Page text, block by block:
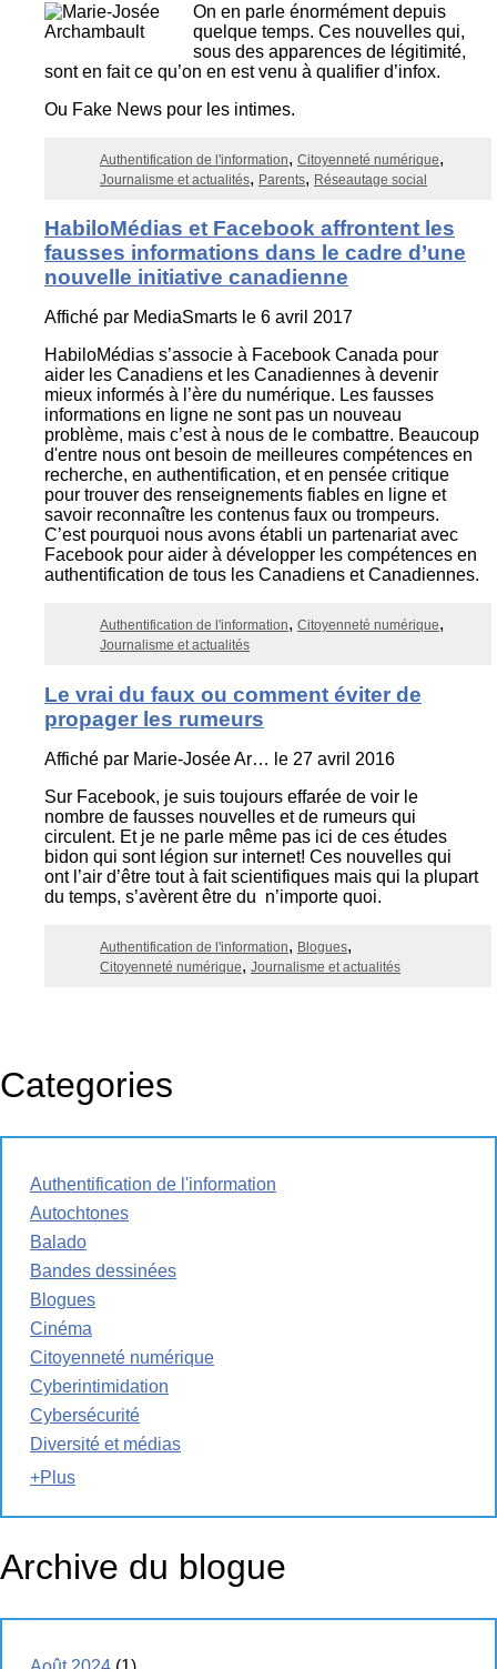
On en parle énormément depuis
quelque temps. Ces nouvelles qui,
sous des apparences de légitimité,
sont en fait ce qu’on en est venu à qualifier d’infox.
Ou Fake News pour les intimes.
Authentification de l'information
Citoyenneté numérique
Journalisme et actualités
Parents Réseautage social
HabiloMédias et Facebook affrontent les
fausses informations dans le cadre d’une
nouvelle initiative canadienne
Affiché par MediaSmarts le 6 avril 2017
HabiloMédias s’associe à Facebook Canada pour
aider les Canadiens et les Canadiennes à devenir
mieux informés à l’ère du numérique. Les fausses
informations en ligne ne sont pas un nouveau
problème, mais c’est à nous de le combattre. Beaucoup
d'entre nous ont besoin de meilleures compétences en
recherche, en authentification, et en pensée critique
pour trouver des renseignements fiables en ligne et
savoir reconnaître les contenus faux ou trompeurs.
C’est pourquoi nous avons établi un partenariat avec
Facebook pour aider à développer les compétences en
authentification de tous les Canadiens et Canadiennes.
Authentification de l'information
Citoyenneté numérique
Journalisme et actualités
Le vrai du faux ou comment éviter de
propager les rumeurs
Affiché par Marie-Josée Ar… le 27 avril 2016
Sur Facebook, je suis toujours effarée de voir le
nombre de fausses nouvelles et de rumeurs qui
circulent. Et je ne parle même pas ici de ces études
bidon qui sont légion sur internet! Ces nouvelles qui
ont l’air d’être tout à fait scientifiques mais qui la plupart
du temps, s’avèrent être du n’importe quoi.
Authentification de l'information
Blogues
Citoyenneté numérique
Journalisme et actualités
Categories
Authentification de l'information
Autochtones
Balado
Bandes dessinées
Blogues
Cinéma
Citoyenneté numérique
Cyberintimidation
Cybersécurité
Diversité et médias
+Plus
Archive du blogue